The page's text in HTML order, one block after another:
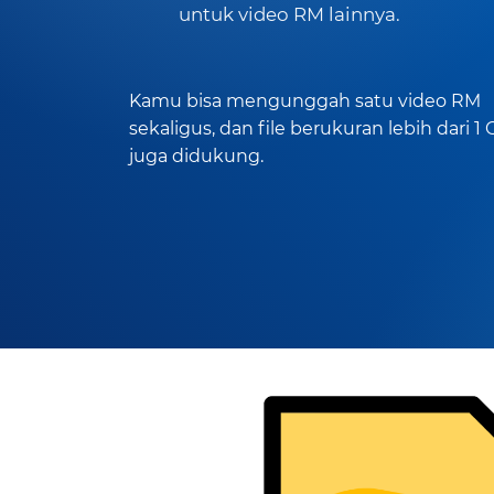
untuk video RM lainnya.
Kamu bisa mengunggah satu video RM
sekaligus, dan file berukuran lebih dari 1
juga didukung.